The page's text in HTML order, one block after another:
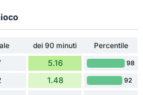
dei 90 minuti
Percentile
5.16 98
1.48 92